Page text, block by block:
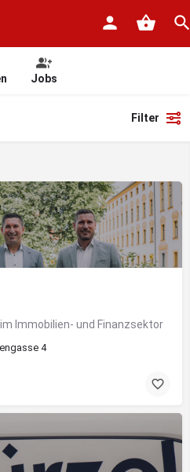
Jobs
Filter
Immobilien- und Finanzsektor
4